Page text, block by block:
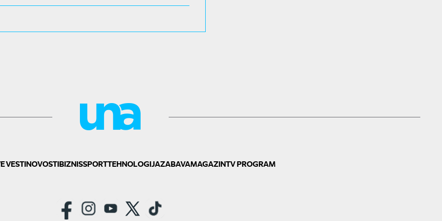
VESTINOVOSTIBIZNISSPORTTEHNOLOGIJAZABAVAMAGAZINTV PROGRAM